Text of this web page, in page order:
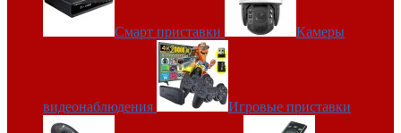
Смарт приставки Камеры
видеонаблюдения Игровые приставки